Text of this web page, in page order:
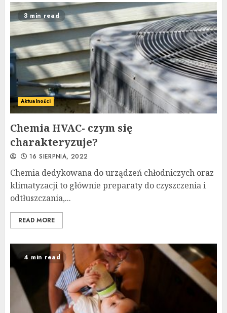
3 min read
Aktualności
Chemia HVAC- czym się
charakteryzuje?
16 SIERPNIA, 2022
Chemia dedykowana do urządzeń chłodniczych oraz
klimatyzacji to głównie preparaty do czyszczenia i
odtłuszczania,...
READ MORE
4 min read